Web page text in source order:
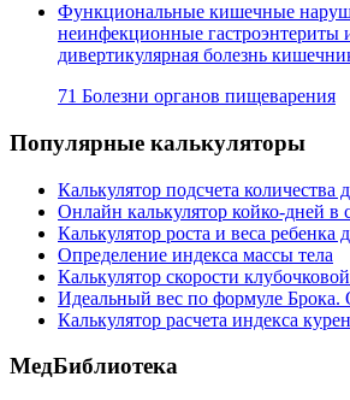
Функциональные кишечные
неинфекционные гастроэнтериты
дивертикулярная болезнь
71 Болезни органов пищеварения
Популярные калькуляторы
Калькулятор подсчета
Онлайн калькулятор койко-дней в
Калькулятор роста и веса ребенка
Определение индекса массы тела
Калькулятор скорости
Идеальный вес по формуле Брока.
Калькулятор расчета индекса
МедБиблиотека